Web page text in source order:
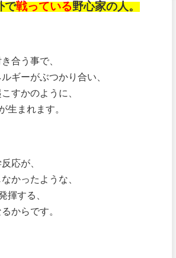
で戦っている野心家の人。
合う事で、
ギーがぶつかり合い、
すかのように、
生まれます。
応が、
かったような、
揮する、
からです。